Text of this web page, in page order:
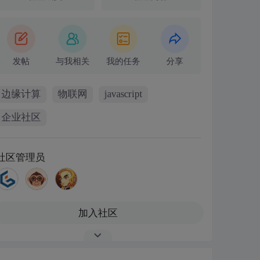
发帖 与我相关 我的任务 分享
边缘计算 物联网 javascript
企业社区
区管理员
加入社区